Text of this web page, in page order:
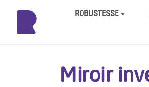
Aller au contenu principalROBUSTESSE
Miroir